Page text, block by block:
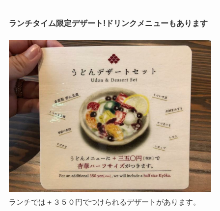
ランチタイム限定デザート!ドリンクメニューもあります
ランチでは＋３５０円でつけられるデザートがあります。